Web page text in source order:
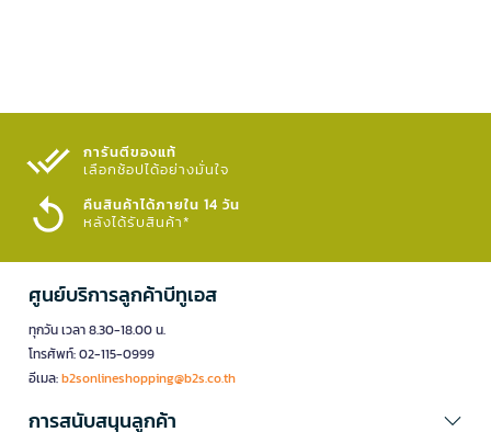
การันตีของแท้
เลือกช้อปได้อย่างมั่นใจ​
คืนสินค้าได้ภายใน 14 วัน
หลังได้รับสินค้า*
ศูนย์บริการลูกค้าบีทูเอส
ทุกวัน เวลา 8.30-18.00 น.
โทรศัพท์: 02-115-0999
อีเมล:b2sonlineshopping@b2s.co.th
การสนับสนุนลูกค้า